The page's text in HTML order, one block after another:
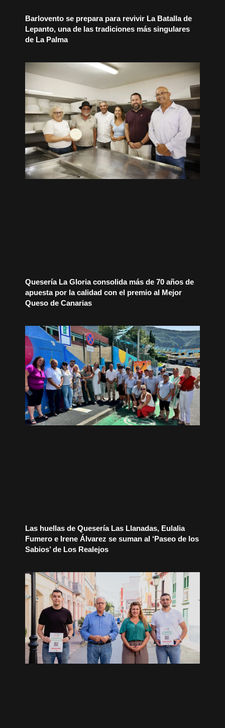
Barlovento se prepara para revivir La Batalla de
Lepanto, una de las tradiciones más singulares
de La Palma
Quesería La Gloria consolida más de 70 años de
apuesta por la calidad con el premio al Mejor
Queso de Canarias
Las huellas de Quesería Las Llanadas, Eulalia
Fumero e Irene Álvarez se suman al ‘Paseo de los
Sabios’ de Los Realejos